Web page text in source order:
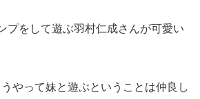
プをして遊ぶ羽村仁成さんが可愛い
やって妹と遊ぶということは仲良し